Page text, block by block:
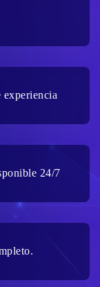
experiencia
24/7